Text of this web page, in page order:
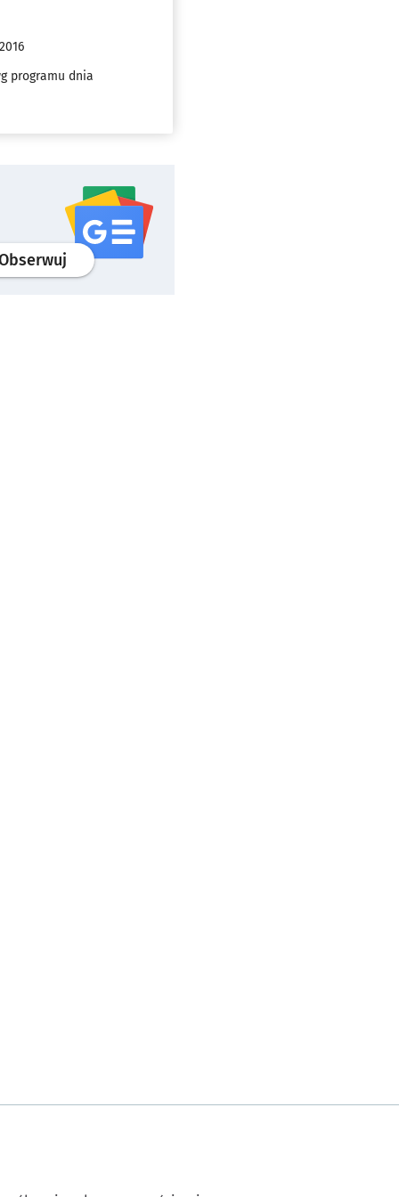
programu dnia
profilgoogle news